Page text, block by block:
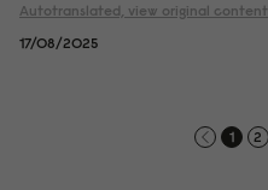
Autotranslated, view original content
17/08/2025
1 2